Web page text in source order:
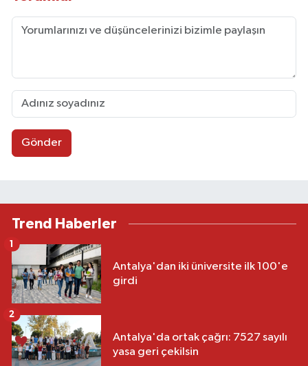
Gönder
Trend Haberler
Antalya'dan iki üniversite ilk 100'e
girdi
1
Antalya'da ortak çağrı: 7527 sayılı
yasa geri çekilsin
2